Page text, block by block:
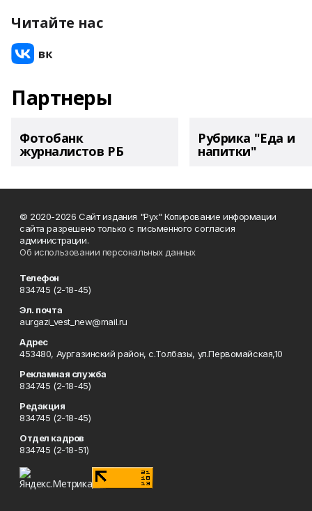
Читайте нас
Партнеры
Фотобанк
журналистов РБ
Рубрика "Еда и
напитки"
© 2020-2026 Сайт издания "Рух" Копирование информации
сайта разрешено только с письменного согласия
администрации.
Об использовании персональных данных
Телефон
834745 (2-18-45)
Эл. почта
aurgazi_vest_new@mail.ru
Адрес
453480, Аургазинский район, с.Толбазы, ул.Первомайская,10
Рекламная служба
834745 (2-18-45)
Редакция
834745 (2-18-45)
Отдел кадров
834745 (2-18-51)